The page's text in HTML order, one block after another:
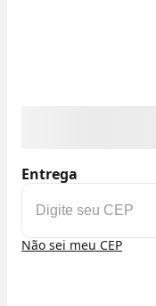
Entrega
Não sei meu CEP